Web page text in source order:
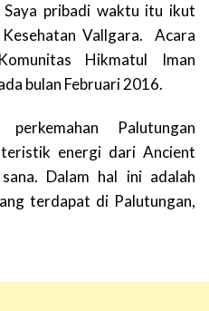
Saya pribadi waktu itu ikut
Vallgara. Acara
Hikmatul Iman
bulan Februari 2016.
Palutungan
energi dari Ancient
Dalam hal ini adalah
terdapat di Palutungan,